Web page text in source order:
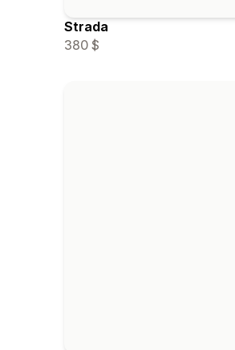
Strada
380 $